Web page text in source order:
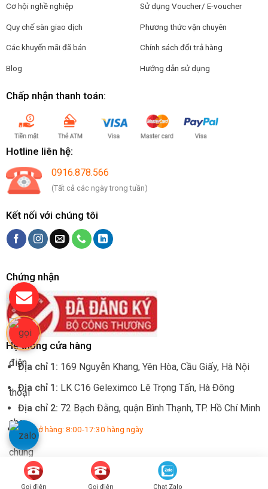
Cơ hội nghề nghiệp
Quy chế sàn giao dịch
Các khuyến mãi đã bán
Blog
Sử dụng Voucher/ E-voucher
Phương thức vận chuyên
Chính sách đổi trả hàng
Hướng dẫn sử dụng
Chấp nhận thanh toán:
Hotline liên hệ:
0916.878.566
(Tất cả các ngày trong tuần)
Kết nối với chúng tôi
Chứng nhận
Hệ thống cửa hàng
Địa chỉ 1: 169 Nguyễn Khang, Yên Hòa, Cầu Giấy, Hà Nội
Địa chỉ 1: LK C16 Geleximco Lê Trọng Tấn, Hà Đông
Địa chỉ 2: 72 Bạch Đằng, quận Bình Thạnh, TP. Hồ Chí Minh
Giờ mở hàng: 8:00-17:30 hàng ngày
Copyright 2018 © Động cơ rèm Hitech
Gọi điện Gọi điện Chat Zalo